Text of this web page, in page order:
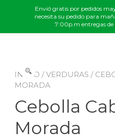
INICIO /VERDURAS /
MORADA
Cebolla
Morada
Envió gratis por pedidos
necesita su pedido para
7:00p.m entregas de